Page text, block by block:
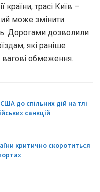
країни, трасі Київ –
може змінити
Дорогами дозволили
які раніше
вагові обмеження.
до спільних дій на тлі
санкцій
критично скоротиться